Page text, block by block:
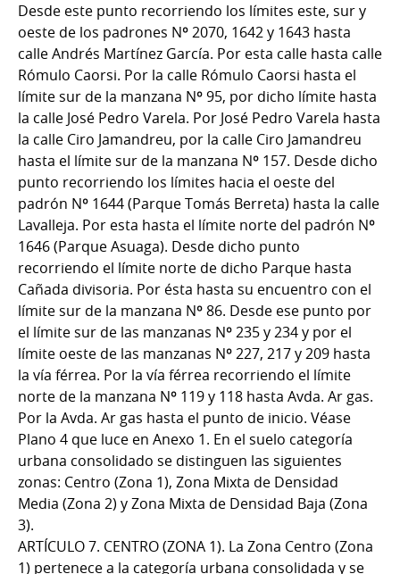
Desde este punto recorriendo los límites este, sur y
oeste de los padrones Nº 2070, 1642 y 1643 hasta
calle Andrés Martínez García. Por esta calle hasta calle
Rómulo Caorsi. Por la calle Rómulo Caorsi hasta el
límite sur de la manzana Nº 95, por dicho límite hasta
la calle José Pedro Varela. Por José Pedro Varela hasta
la calle Ciro Jamandreu, por la calle Ciro Jamandreu
hasta el límite sur de la manzana Nº 157. Desde dicho
punto recorriendo los límites hacia el oeste del
padrón Nº 1644 (Parque Tomás Berreta) hasta la calle
Lavalleja. Por esta hasta el límite norte del padrón Nº
1646 (Parque Asuaga). Desde dicho punto
recorriendo el límite norte de dicho Parque hasta
Cañada divisoria. Por ésta hasta su encuentro con el
límite sur de la manzana Nº 86. Desde ese punto por
el límite sur de las manzanas Nº 235 y 234 y por el
límite oeste de las manzanas Nº 227, 217 y 209 hasta
la vía férrea. Por la vía férrea recorriendo el límite
norte de la manzana Nº 119 y 118 hasta Avda. Ar gas.
Por la Avda. Ar gas hasta el punto de inicio. Véase
Plano 4 que luce en Anexo 1. En el suelo categoría
urbana consolidado se distinguen las siguientes
zonas: Centro (Zona 1), Zona Mixta de Densidad
Media (Zona 2) y Zona Mixta de Densidad Baja (Zona
3).
ARTÍCULO 7. CENTRO (ZONA 1). La Zona Centro (Zona
1) pertenece a la categoría urbana consolidada y se